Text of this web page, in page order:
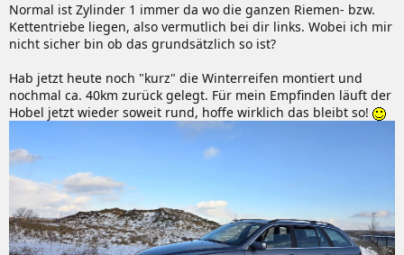
Normal ist Zylinder 1 immer da wo die ganzen Riemen- bzw.
Kettentriebe liegen, also vermutlich bei dir links. Wobei ich mir
nicht sicher bin ob das grundsätzlich so ist?
Hab jetzt heute noch "kurz" die Winterreifen montiert und
nochmal ca. 40km zurück gelegt. Für mein Empfinden läuft der
Hobel jetzt wieder soweit rund, hoffe wirklich das bleibt so!